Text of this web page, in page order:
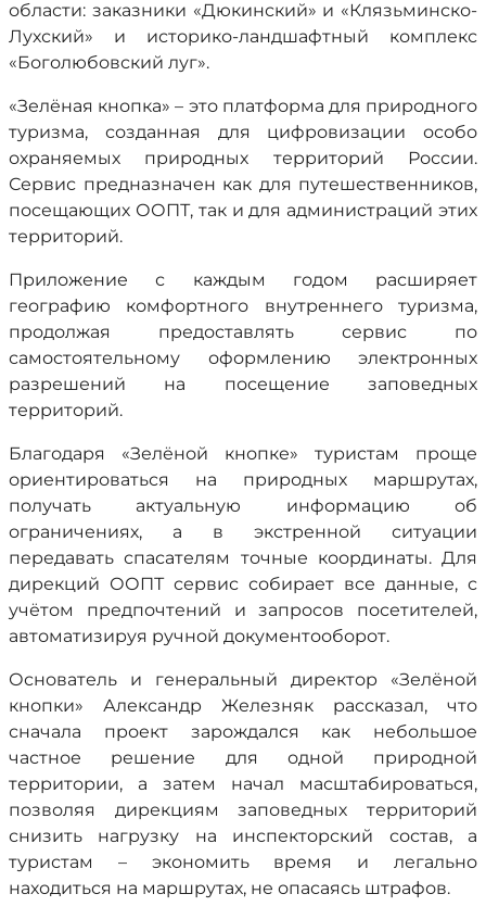
области: заказники «Дюкинский» и «Клязьминско-
Лухский» и историко-ландшафтный комплекс
«Боголюбовский луг».
«Зелёная кнопка» – это платформа для природного
туризма, созданная для цифровизации особо
охраняемых природных территорий России.
Сервис предназначен как для путешественников,
посещающих ООПТ, так и для администраций этих
территорий.
Приложение с каждым годом расширяет
географию комфортного внутреннего туризма,
продолжая предоставлять сервис по
самостоятельному оформлению электронных
разрешений на посещение заповедных
территорий.
Благодаря «Зелёной кнопке» туристам проще
ориентироваться на природных маршрутах,
получать актуальную информацию об
ограничениях, а в экстренной ситуации
передавать спасателям точные координаты. Для
дирекций ООПТ сервис собирает все данные, с
учётом предпочтений и запросов посетителей,
автоматизируя ручной документооборот.
Основатель и генеральный директор «Зелёной
кнопки» Александр Железняк рассказал, что
сначала проект зарождался как небольшое
частное решение для одной природной
территории, а затем начал масштабироваться,
позволяя дирекциям заповедных территорий
снизить нагрузку на инспекторский состав, а
туристам – экономить время и легально
находиться на маршрутах, не опасаясь штрафов.